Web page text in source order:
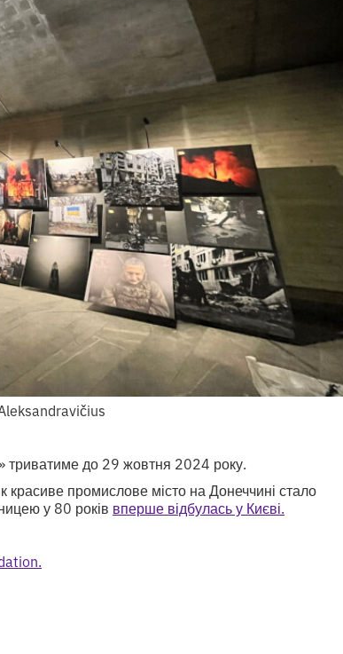
до 29 жовтня 2024 року.
промислове місто на Донеччині стало
у 80 років вперше відбулась у Києві.